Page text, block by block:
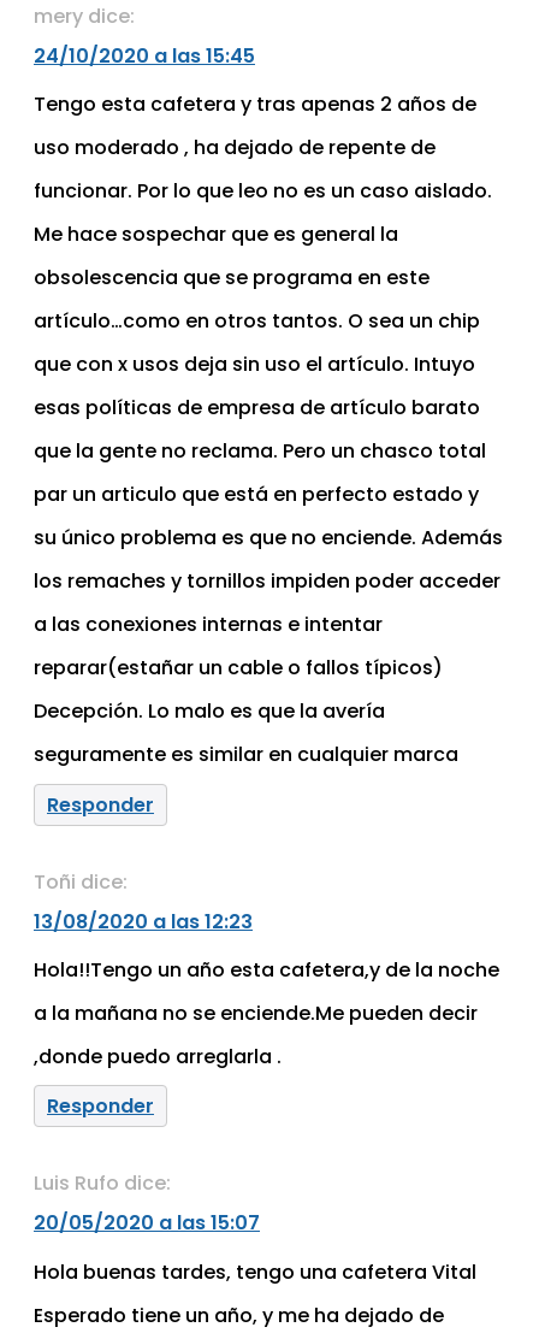
mery dice:
24/10/2020 a las 15:45
Tengo esta cafetera y tras apenas 2 años de
uso moderado , ha dejado de repente de
funcionar. Por lo que leo no es un caso aislado.
Me hace sospechar que es general la
obsolescencia que se programa en este
artículo…como en otros tantos. O sea un chip
que con x usos deja sin uso el artículo. Intuyo
esas políticas de empresa de artículo barato
que la gente no reclama. Pero un chasco total
par un articulo que está en perfecto estado y
su único problema es que no enciende. Además
los remaches y tornillos impiden poder acceder
a las conexiones internas e intentar
reparar(estañar un cable o fallos típicos)
Decepción. Lo malo es que la avería
seguramente es similar en cualquier marca
Responder
Toñi dice:
13/08/2020 a las 12:23
Hola!!Tengo un año esta cafetera,y de la noche
a la mañana no se enciende.Me pueden decir
,donde puedo arreglarla .
Responder
Luis Rufo dice:
20/05/2020 a las 15:07
Hola buenas tardes, tengo una cafetera Vital
Esperado tiene un año, y me ha dejado de